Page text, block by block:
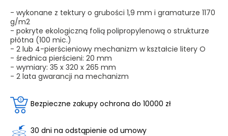
- wykonane z tektury o grubości 1,9 mm i gramaturze 1170
g/m2
- pokryte ekologiczną folią polipropylenową o strukturze
płótna (100 mic.)
- 2 lub 4-pierścieniowy mechanizm w kształcie litery O
- średnica pierścieni: 20 mm
- wymiary: 35 x 320 x 265 mm
- 2 lata gwarancji na mechanizm
Bezpieczne zakupy ochrona do 10000 zł
30 dni na odstąpienie od umowy